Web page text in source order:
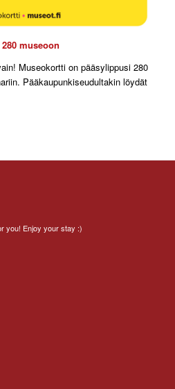
museoon
Museokortti on pääsylippusi 280
Pääkaupunkiseudultakin löydät
you! Enjoy your stay :)